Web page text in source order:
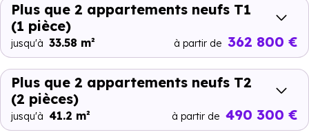
Plus que 2 appartements neufs T1
(1 pièce)
jusqu'à 33.58 m² à partir de 362 800 €
Plus que 2 appartements neufs T2
(2 pièces)
jusqu'à 41.2 m² à partir de 490 300 €